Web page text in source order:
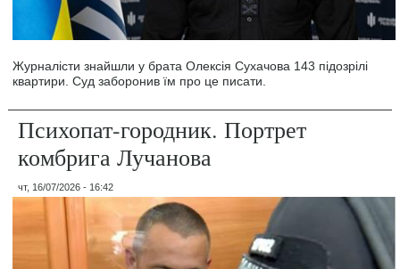
Журналісти знайшли у брата Олексія Сухачова 143 підозрілі
квартири. Суд заборонив їм про це писати.
Психопат-городник. Портрет
комбрига Лучанова
чт, 16/07/2026 - 16:42